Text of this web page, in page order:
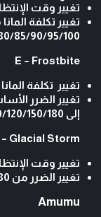
تغيير وقت الإنتظار من 10/9.5/9/8.5/8
85/90/95/100
E – Frostbite
تغيير تكلفة المانا من 50/60/70/80/
إلى 60/90/120/150/180 (+60% AP)
– Glacial Storm
تغيير وقت الإنتظار من 6
تغيير الضرر من 40/60/80 إلى 30/45/60
Amumu